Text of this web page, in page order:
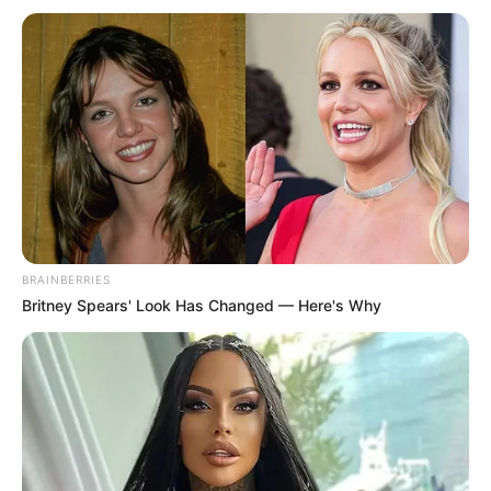
El relato de cómo fue hallado este cenote se
gracias al tiktoker conocido como‘Hecho en la
Granja’
, quien visitó a la familia para
documentar la historia. En uno de sus videos, el
creador de contenido explicó que el cenote fue
descubierto de manera accidental mientras la
BRAINBERRIES
Britney Spears' Look Has Changed — Here's Why